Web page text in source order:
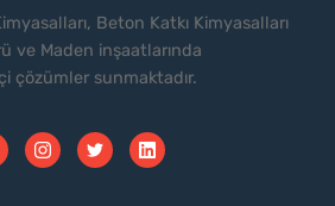
Beton Katkı Kimyasalları
ve Maden inşaatlarında
çözümler sunmaktadır.